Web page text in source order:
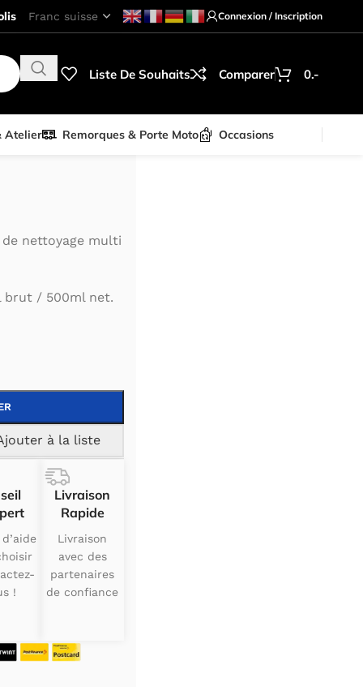
Connexion / Inscription
Liste De Souhaits Comparer 0.-
Atelier Remorques & Porte Moto Occasions
nettoyage multi
brut / 500ml net.
à la liste
!
Livraison
Rapide
Livraison
avec des
partenaires
de confiance